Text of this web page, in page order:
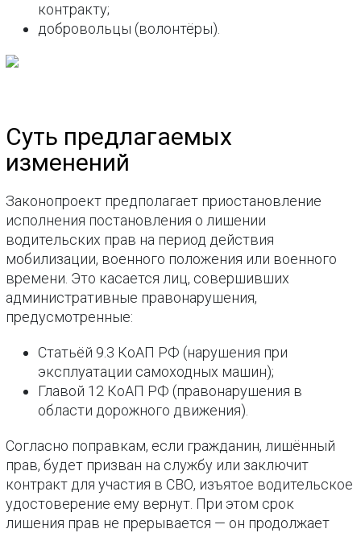
контракту;
добровольцы (волонтёры).
Суть предлагаемых
изменений
Законопроект предполагает приостановление
исполнения постановления о лишении
водительских прав на период действия
мобилизации, военного положения или военного
времени. Это касается лиц, совершивших
административные правонарушения,
предусмотренные:
Статьёй 9.3 КоАП РФ (нарушения при
эксплуатации самоходных машин);
Главой 12 КоАП РФ (правонарушения в
области дорожного движения).
Согласно поправкам, если гражданин, лишённый
прав, будет призван на службу или заключит
контракт для участия в СВО, изъятое водительское
удостоверение ему вернут. При этом срок
лишения прав не прерывается — он продолжает